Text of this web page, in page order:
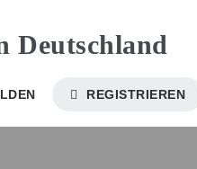
REGISTRIEREN